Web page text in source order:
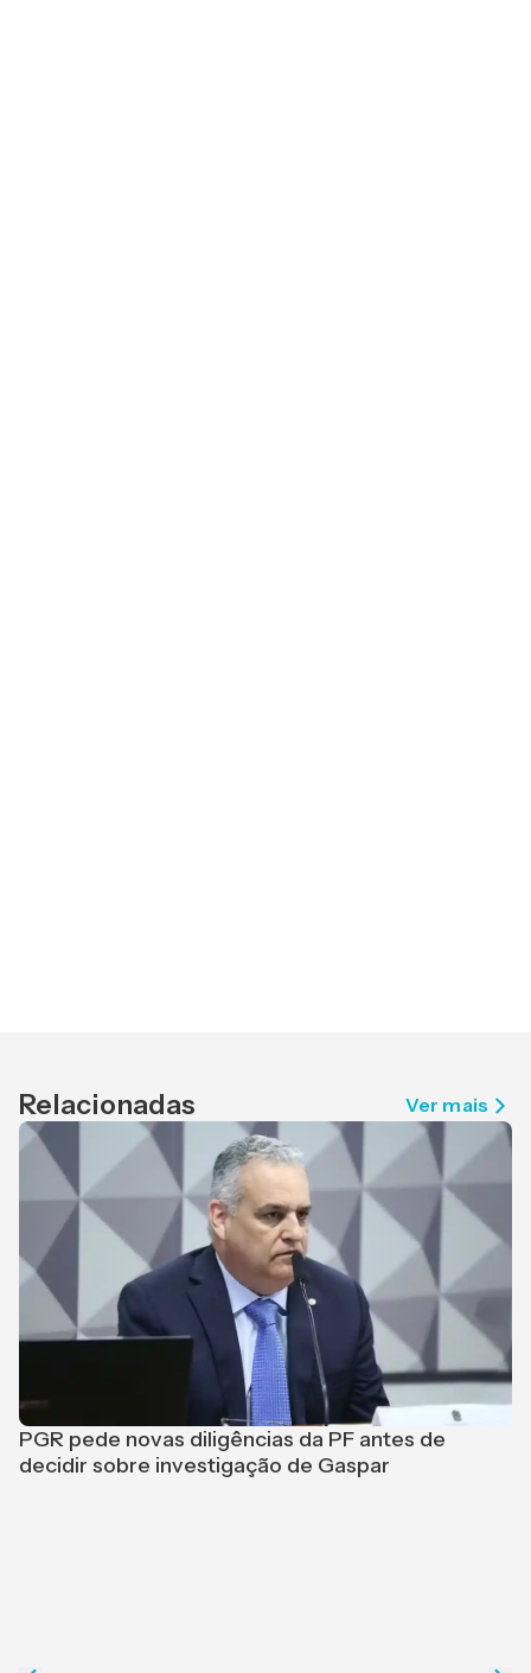
Relacionadas Ver mais
PGR pede novas diligências da PF antes de
decidir sobre investigação de Gaspar